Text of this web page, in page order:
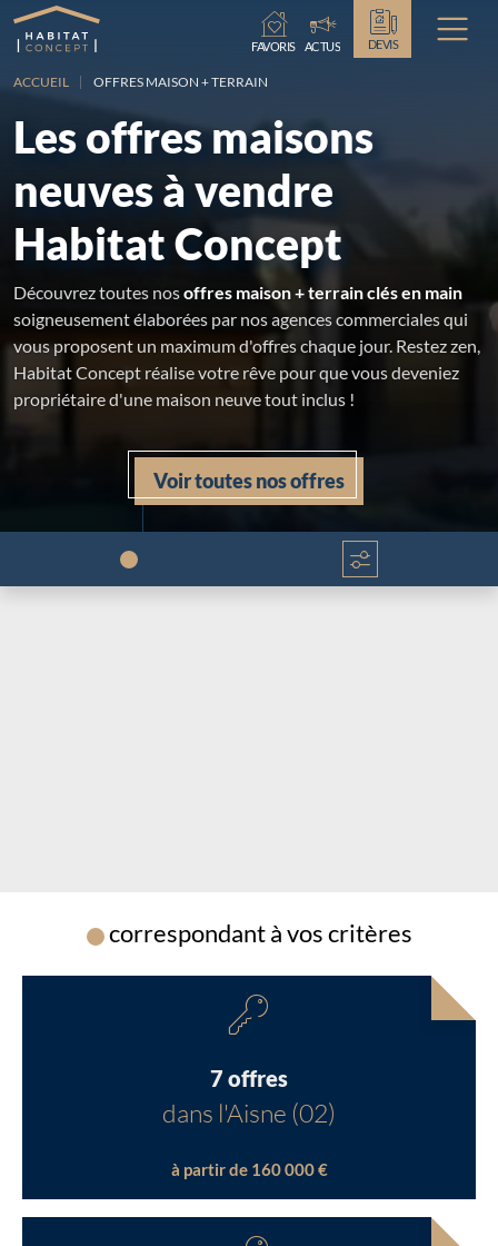
Chargement...
FAVORIS
ACTUS DEVIS
ACCUEIL OFFRES MAISON + TERRAIN
Les offres maisons
neuves à vendre
Habitat Concept
Découvrez toutes nosoffres maison + terrain clés en main
soigneusement élaborées par nos agences commerciales qui
vous proposent un maximum d'offres chaque jour. Restez zen,
Habitat Concept réalise votre rêve pour que vous deveniez
propriétaire d'une maison neuve tout inclus !
Voir toutes nos offres
Chargement...
Chargement...
correspondant à vos critères
7 offres
dans l'Aisne (02)
à partir de 160 000 €